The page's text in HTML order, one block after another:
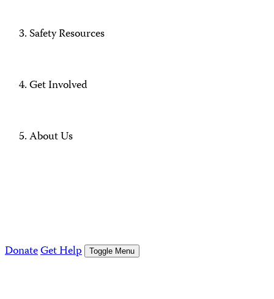
Safety Resources
Get Involved
About Us
DonateGet Help Toggle Menu